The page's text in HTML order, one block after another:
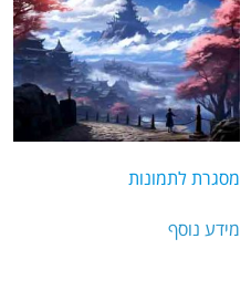
מסגרת לתמונות
מידע נוסף